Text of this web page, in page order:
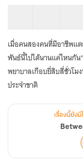
เมื่อคนสองคนที่มีอาชีพแ
พันธ์นี้ไปได้นานแค่ไหนกั
พยาบาลเกือบยี่สิบสี่ชั่วโ
ประจำชาติ
เรื่องนี้ยัง